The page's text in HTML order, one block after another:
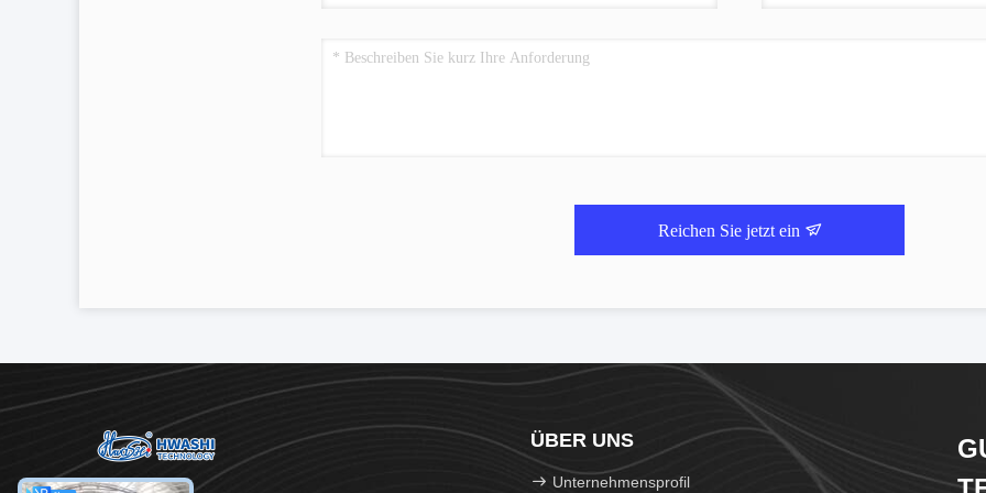
Reichen Sie jetzt ein
ÜBER UNS
Unternehmensprofil